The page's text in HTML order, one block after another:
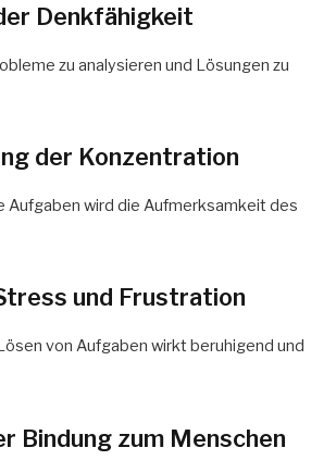
Denkfähigkeit
zu analysieren und Lösungen zu
der Konzentration
Aufgaben wird die Aufmerksamkeit des
und Frustration
von Aufgaben wirkt beruhigend und
Bindung zum Menschen